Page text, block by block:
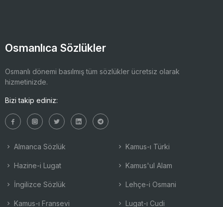
Osmanlıca Sözlükler
Osmanlı dönemi basılmış tüm sözlükler ücretsiz olarak
hizmetinizde.
Bizi takip ediniz:
Almanca Sözlük
Hazine-i Lugat
İngilizce Sözlük
Kamus-ı Fransevi
Kamus-ı Türki
Kamus'ul Alam
Lehçe-i Osmani
Lugat-ı Cudi